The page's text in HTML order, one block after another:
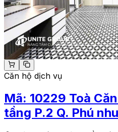
Căn hộ dịch vụ
Mã: 10229 Toà
tầng P.2 Q. Phú